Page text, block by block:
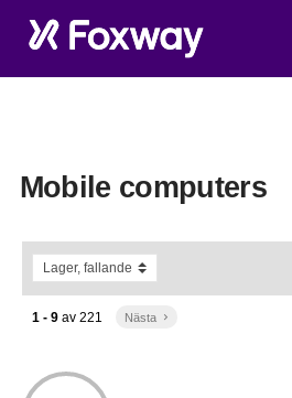
Mobile computers
1 - 9av 221 Nästa keyboard_arrow_right